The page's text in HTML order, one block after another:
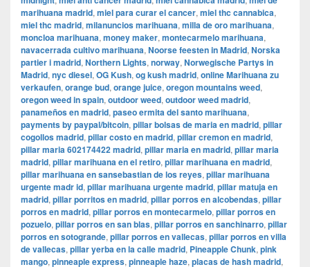
marihuana madrid, miel para curar el cancer, miel thc cannabica,
miel thc madrid, milanuncios marihuana, milla de oro marihuana,
moncloa marihuana, money maker, montecarmelo marihuana,
navacerrada cultivo marihuana, Noorse feesten in Madrid, Norska
partier i madrid, Northern Lights, norway, Norwegische Partys in
Madrid, nyc diesel, OG Kush, og kush madrid, online Marihuana zu
verkaufen, orange bud, orange juice, oregon mountains weed,
oregon weed in spain, outdoor weed, outdoor weed madrid,
panameños en madrid, paseo ermita del santo marihuana,
payments by paypal/bitcoin, pillar bolsas de maria en madrid, pillar
cogollos madrid, pillar costo en madrid, pillar cremon en madrid,
pillar maria 602174422 madrid, pillar maria en madrid, pillar maria
madrid, pillar marihuana en el retiro, pillar marihuana en madrid,
pillar marihuana en sansebastian de los reyes, pillar marihuana
urgente madr id, pillar marihuana urgente madrid, pillar matuja en
madrid, pillar porritos en madrid, pillar porros en alcobendas, pillar
porros en madrid, pillar porros en montecarmelo, pillar porros en
pozuelo, pillar porros en san blas, pillar porros en sanchinarro, pillar
porros en sotogrande, pillar porros en vallecas, pillar porros en villa
de vallecas, pillar yerba en la calle madrid, Pineapple Chunk, pink
mango, pinneaple express, pinneaple haze, placas de hash madrid,